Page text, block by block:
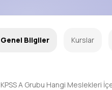
Genel Bilgiler Kurslar
KPSS A Grubu Hangi Meslekleri